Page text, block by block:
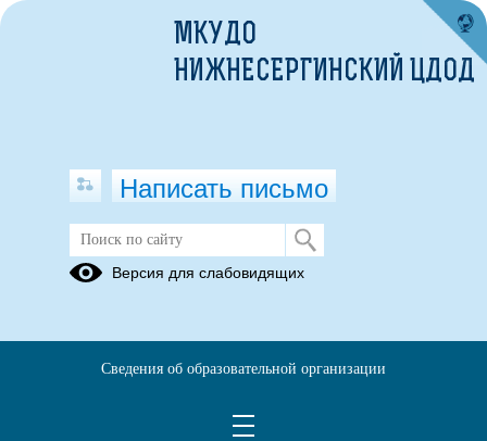
Публикации за 15.05.2026
Окружные
робототехнические
соревнования
МКУДО
НИЖНЕСЕРГИНСКИЙ ЦДОД
Написать письмо
Версия для слабовидящих
Сведения об образовательной организации